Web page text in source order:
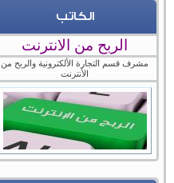
الكاتب
الربح من الانترنت
مشرف قسم التجارة الألكترونية والربح من
الأنترنت